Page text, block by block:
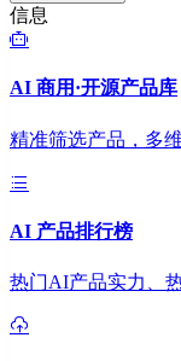
信息
AI 商用·开源产品库
精准筛选产品，多
AI 产品排行榜
热门AI产品实力、